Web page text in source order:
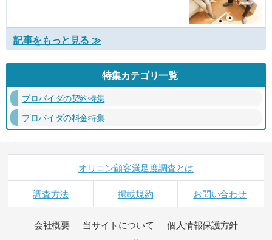
記事をもっと見る ≫
特集カテゴリ一覧
プロバイダの契約特集
プロバイダの料金特集
オリコン顧客満足度調査とは
調査方法 掲載規約 お問い合わせ
会社概要 当サイトについて
個人情報保護方針